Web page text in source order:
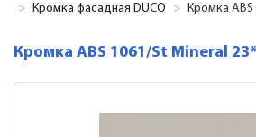
Кромка фасадная DUCO
Кромка
Кромка ABS 1061/St Mineral